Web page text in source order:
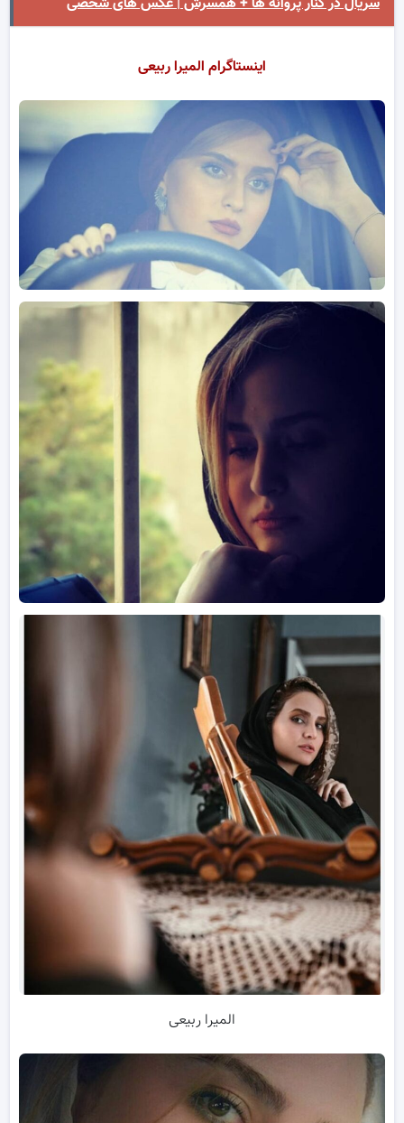
اینستاگرام المیرا ربیعی
المیرا ربیعی